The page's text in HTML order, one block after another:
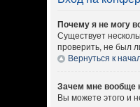
Почему я не могу
Существует
проверить, не был
Вернуться к
Зачем мне вообще
Вы можете этого и